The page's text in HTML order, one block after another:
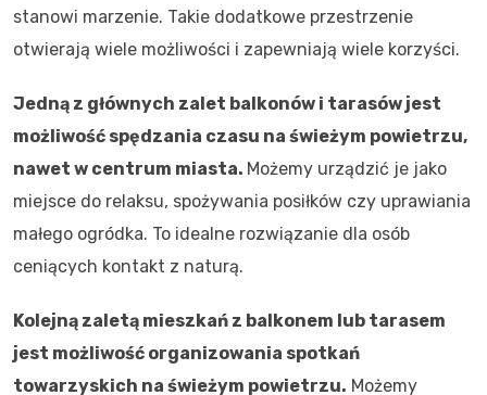
stanowi marzenie. Takie dodatkowe przestrzenie
otwierają wiele możliwości i zapewniają wiele korzyści.
Jedną z głównych zalet balkonów i tarasów jest
możliwość spędzania czasu na świeżym powietrzu,
nawet w centrum miasta. Możemy urządzić je jako
miejsce do relaksu, spożywania posiłków czy uprawiania
małego ogródka. To idealne rozwiązanie dla osób
ceniących kontakt z naturą.
Kolejną zaletą mieszkań z balkonem lub tarasem
jest możliwość organizowania spotkań
towarzyskich na świeżym powietrzu. Możemy